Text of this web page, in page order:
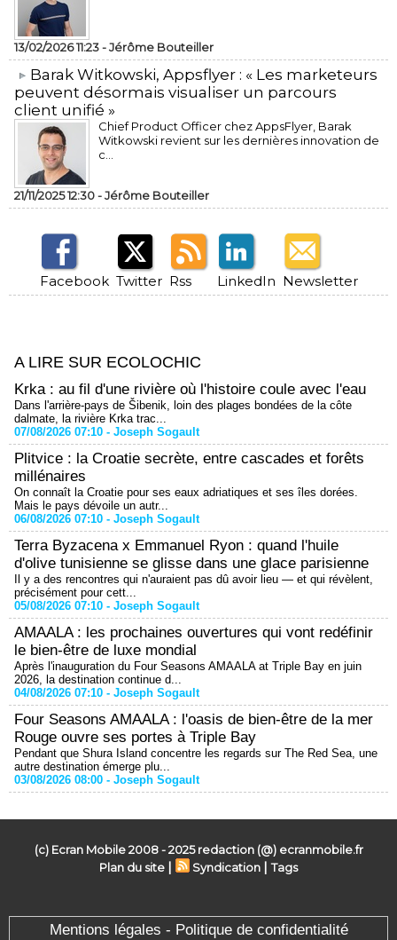
13/02/2026 11:23 -Jérôme Bouteiller
​Barak Witkowski, Appsflyer : « Les marketeurs
peuvent désormais visualiser un parcours
client unifié »
Chief Product Officer chez AppsFlyer, ​Barak
Witkowski revient sur les dernières innovation de
c...
21/11/2025 12:30 -Jérôme Bouteiller
Facebook Twitter Rss LinkedIn Newsletter
A LIRE SUR ECOLOCHIC
Krka : au fil d'une rivière où l'histoire coule avec l'eau
Dans l'arrière-pays de Šibenik, loin des plages bondées de la côte
dalmate, la rivière Krka trac...
07/08/2026 07:10 - Joseph Sogault
Plitvice : la Croatie secrète, entre cascades et forêts
millénaires
On connaît la Croatie pour ses eaux adriatiques et ses îles dorées.
Mais le pays dévoile un autr...
06/08/2026 07:10 - Joseph Sogault
Terra Byzacena x Emmanuel Ryon : quand l'huile
d'olive tunisienne se glisse dans une glace parisienne
Il y a des rencontres qui n'auraient pas dû avoir lieu — et qui révèlent,
précisément pour cett...
05/08/2026 07:10 - Joseph Sogault
AMAALA : les prochaines ouvertures qui vont redéfinir
le bien-être de luxe mondial
Après l'inauguration du Four Seasons AMAALA at Triple Bay en juin
2026, la destination continue d...
04/08/2026 07:10 - Joseph Sogault
Four Seasons AMAALA : l'oasis de bien-être de la mer
Rouge ouvre ses portes à Triple Bay
Pendant que Shura Island concentre les regards sur The Red Sea, une
autre destination émerge plu...
03/08/2026 08:00 - Joseph Sogault
(c) Ecran Mobile 2008 - 2025 redaction (@) ecranmobile.fr
Plan du site | Syndication |Tags
Mentions légales - Politique de confidentialité